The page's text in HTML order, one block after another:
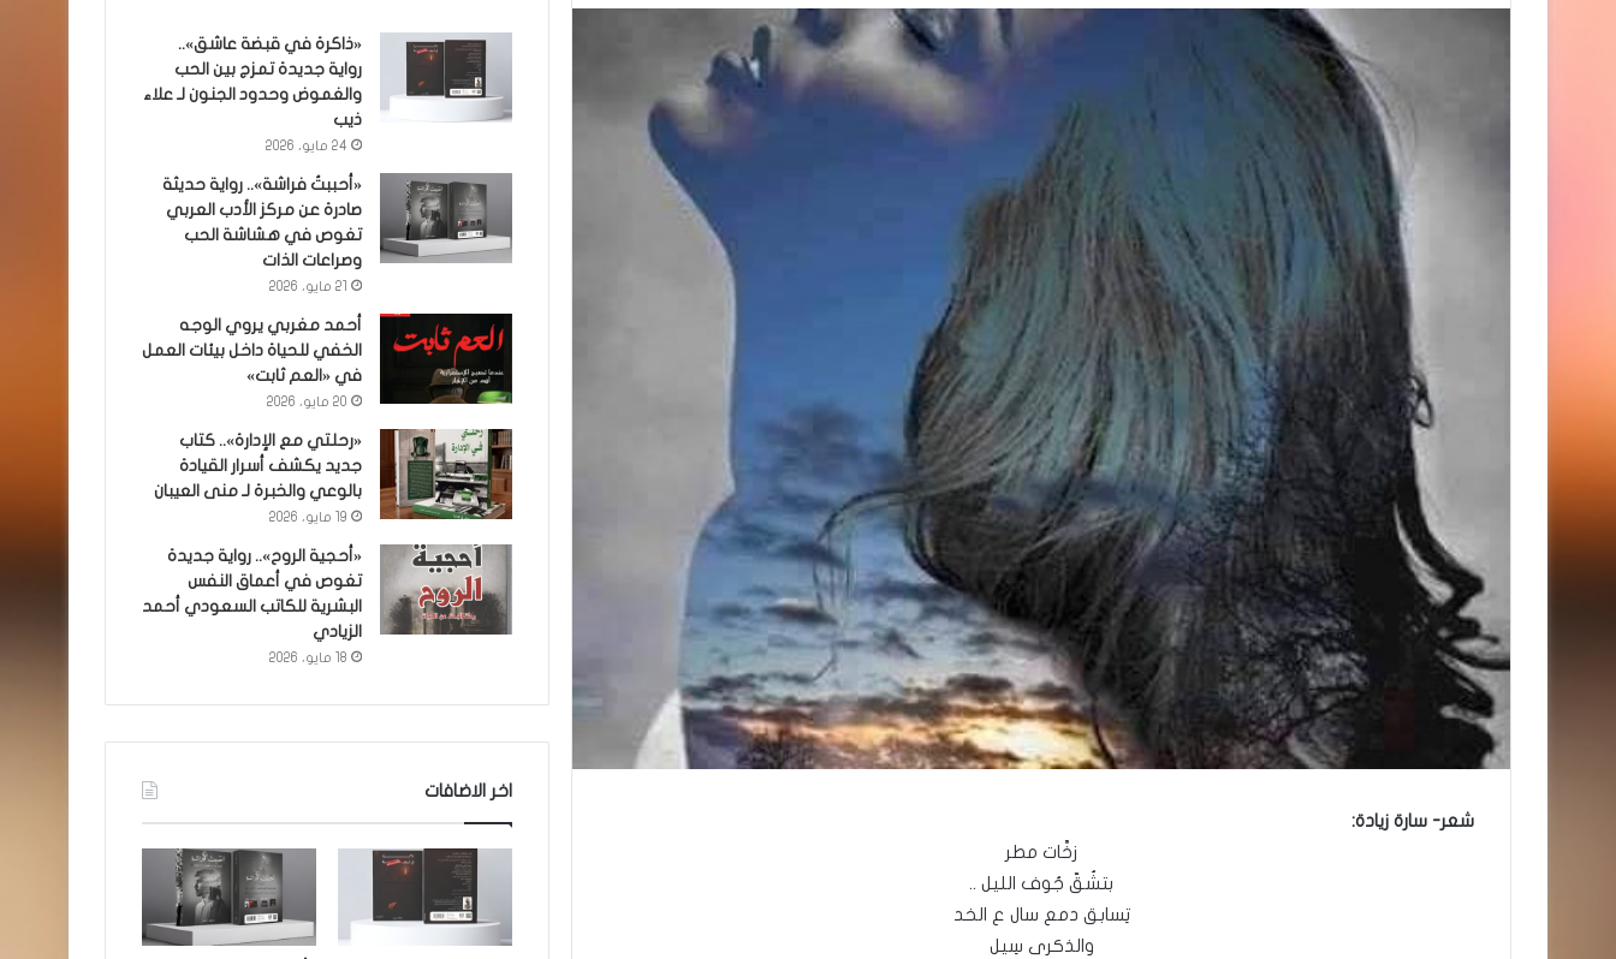
شعر- سارة زيادة:
زخَّات مطر
بتشُقّ جُوف الليل ..
تِسابق دمع سال ع الخد
والذكرى سِيل
«ذاكرة في قبضة عاشق»..
رواية جديدة تمزج بين الحب
والغموض وحدود الجنون لـ علاء
ذيب
24 مايو، 2026
«أحببتُ فراشة».. رواية حديثة
صادرة عن مركز الأدب العربي
تغوص في هشاشة الحب
وصراعات الذات
21 مايو، 2026
أحمد مغربي يروي الوجه
الخفي للحياة داخل بيئات العمل
في «العم ثابت»
20 مايو، 2026
«رحلتي مع الإدارة».. كتاب
جديد يكشف أسرار القيادة
بالوعي والخبرة لـ منى العيبان
19 مايو، 2026
«أحجية الروح».. رواية جديدة
تغوص في أعماق النفس
البشرية للكاتب السعودي أحمد
الزيادي
18 مايو، 2026
اخر الاضافات